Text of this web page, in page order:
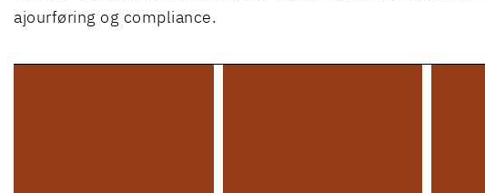
ajourføring og compliance.